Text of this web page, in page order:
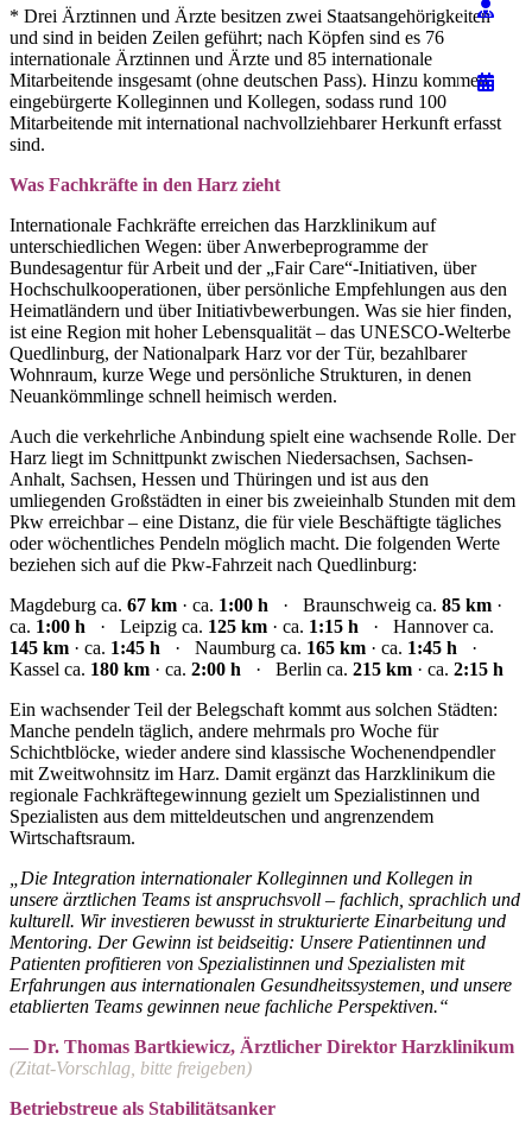
* Drei Ärztinnen und Ärzte besitzen zwei Staatsangehörigkeiten
und sind in beiden Zeilen geführt; nach Köpfen sind es 76
internationale Ärztinnen und Ärzte und 85 internationale
Mitarbeitende insgesamt (ohne deutschen Pass). Hinzu kommen
eingebürgerte Kolleginnen und Kollegen, sodass rund 100
Mitarbeitende mit international nachvollziehbarer Herkunft erfasst
sind.
Was Fachkräfte in den Harz zieht
Internationale Fachkräfte erreichen das Harzklinikum auf
unterschiedlichen Wegen: über Anwerbeprogramme der
Bundesagentur für Arbeit und der „Fair Care“-Initiativen, über
Hochschulkooperationen, über persönliche Empfehlungen aus den
Heimatländern und über Initiativbewerbungen. Was sie hier finden,
ist eine Region mit hoher Lebensqualität – das UNESCO-Welterbe
Quedlinburg, der Nationalpark Harz vor der Tür, bezahlbarer
Wohnraum, kurze Wege und persönliche Strukturen, in denen
Neuankömmlinge schnell heimisch werden.
Auch die verkehrliche Anbindung spielt eine wachsende Rolle. Der
Harz liegt im Schnittpunkt zwischen Niedersachsen, Sachsen-
Anhalt, Sachsen, Hessen und Thüringen und ist aus den
umliegenden Großstädten in einer bis zweieinhalb Stunden mit dem
Pkw erreichbar – eine Distanz, die für viele Beschäftigte tägliches
oder wöchentliches Pendeln möglich macht. Die folgenden Werte
beziehen sich auf die Pkw-Fahrzeit nach Quedlinburg:
Magdeburg ca. 67 km · ca. 1:00 h · Braunschweig ca. 85 km ·
ca. 1:00 h · Leipzig ca. 125 km · ca. 1:15 h · Hannover ca.
145 km · ca. 1:45 h · Naumburg ca. 165 km · ca. 1:45 h ·
Kassel ca. 180 km · ca. 2:00 h · Berlin ca. 215 km · ca. 2:15 h
Ein wachsender Teil der Belegschaft kommt aus solchen Städten:
Manche pendeln täglich, andere mehrmals pro Woche für
Schichtblöcke, wieder andere sind klassische Wochenendpendler
mit Zweitwohnsitz im Harz. Damit ergänzt das Harzklinikum die
regionale Fachkräftegewinnung gezielt um Spezialistinnen und
Spezialisten aus dem mitteldeutschen und angrenzendem
Wirtschaftsraum.
„Die Integration internationaler Kolleginnen und Kollegen in
unsere ärztlichen Teams ist anspruchsvoll – fachlich, sprachlich und
kulturell. Wir investieren bewusst in strukturierte Einarbeitung und
Mentoring. Der Gewinn ist beidseitig: Unsere Patientinnen und
Patienten profitieren von Spezialistinnen und Spezialisten mit
Erfahrungen aus internationalen Gesundheitssystemen, und unsere
etablierten Teams gewinnen neue fachliche Perspektiven.“
— Dr. Thomas Bartkiewicz, Ärztlicher Direktor Harzklinikum
(Zitat-Vorschlag, bitte freigeben)
Betriebstreue als Stabilitätsanker